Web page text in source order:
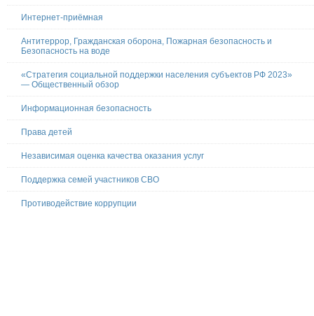
Интернет-приёмная
Антитеррор, Гражданская оборона, Пожарная безопасность и
Безопасность на воде
«Стратегия социальной поддержки населения субъектов РФ 2023»
— Общественный обзор
Информационная безопасность
Права детей
Независимая оценка качества оказания услуг
Поддержка семей участников СВО
Противодействие коррупции